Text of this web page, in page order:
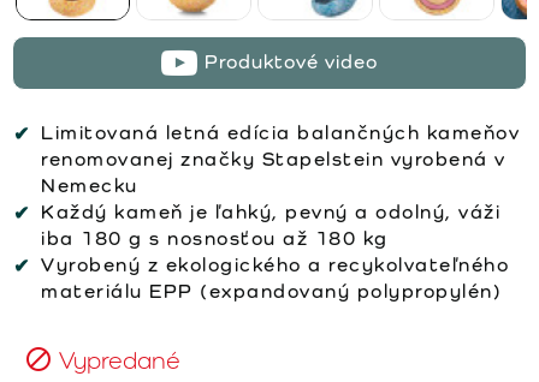
Produktové video
Limitovaná letná edícia balančných kameňov
renomovanej značky Stapelstein vyrobená v
Nemecku
Každý kameň je ľahký, pevný a odolný, váži
iba 180 g s nosnosťou až 180 kg
Vyrobený z ekologického a recykolvateľného
materiálu EPP (expandovaný polypropylén)
Vypredané